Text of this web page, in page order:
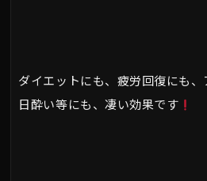
ダイエットにも、疲労回復にも
日酔い等にも、凄い効果です